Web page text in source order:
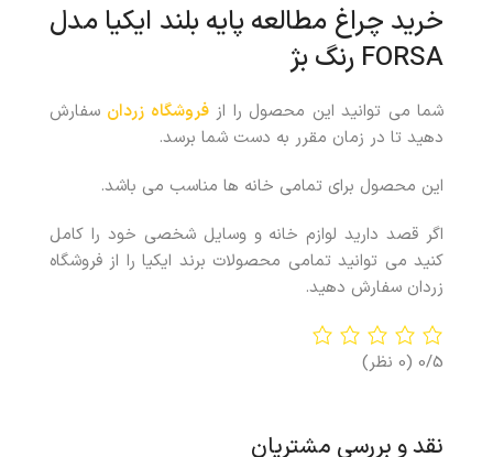
خرید چراغ مطالعه پایه بلند ایکیا مدل
FORSA رنگ بژ
شما می توانید این محصول را ازفروشگاه زردان سفارش
دهید تا در زمان مقرر به دست شما برسد.
این محصول برای تمامی خانه ها مناسب می باشد.
اگر قصد دارید لوازم خانه و وسایل شخصی خود را کامل
کنید می توانید تمامی محصولات برند ایکیا را از فروشگاه
زردان سفارش دهید.
0/5 (0 نظر)
نقد و بررسی مشتریان